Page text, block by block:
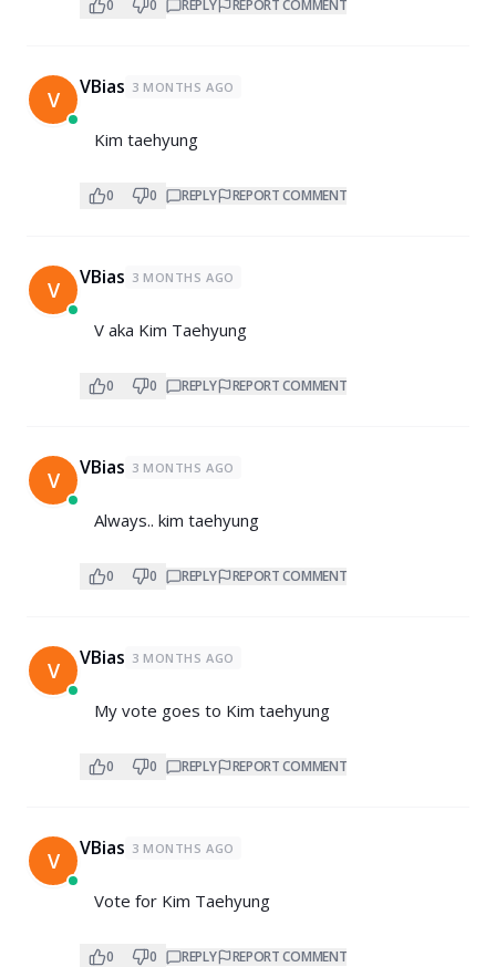
0 0 REPLY REPORT COMMENT
V VBias 3 MONTHS AGO
Kim taehyung
0 0 REPLY REPORT COMMENT
V VBias 3 MONTHS AGO
V aka Kim Taehyung
0 0 REPLY REPORT COMMENT
V VBias 3 MONTHS AGO
Always.. kim taehyung
0 0 REPLY REPORT COMMENT
V VBias 3 MONTHS AGO
My vote goes to Kim taehyung
0 0 REPLY REPORT COMMENT
V VBias 3 MONTHS AGO
Vote for Kim Taehyung
0 0 REPLY REPORT COMMENT